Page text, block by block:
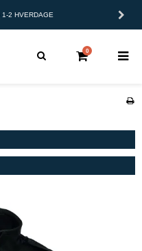
1-2 HVERDAGE
0